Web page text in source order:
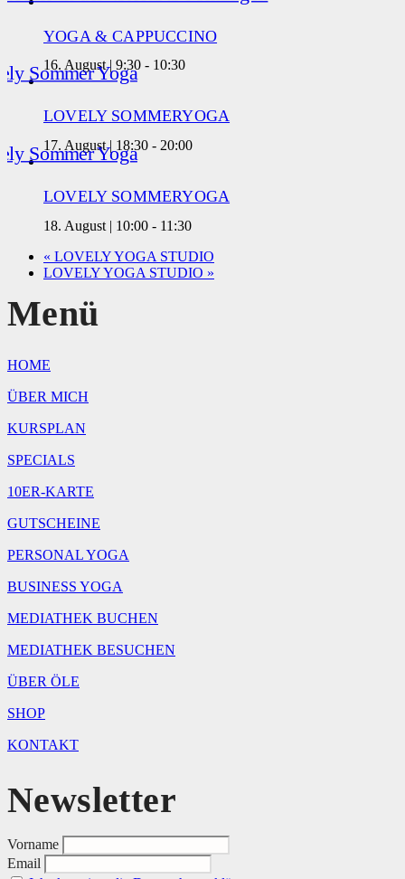
YOGA & CAPPUCCINO
16. August | 9:30 - 10:30
LOVELY SOMMERYOGA
17. August | 18:30 - 20:00
LOVELY SOMMERYOGA
18. August | 10:00 - 11:30
« LOVELY YOGA STUDIO
LOVELY YOGA STUDIO »
Menü
HOME
ÜBER MICH
KURSPLAN
SPECIALS
10ER-KARTE
GUTSCHEINE
PERSONAL YOGA
BUSINESS YOGA
MEDIATHEK BUCHEN
MEDIATHEK BESUCHEN
ÜBER ÖLE
SHOP
KONTAKT
Newsletter
Vorname
Email